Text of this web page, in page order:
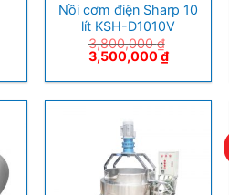
Nồi cơm điện Sharp 10
lít KSH-D1010V
3,800,000₫
3,500,000₫